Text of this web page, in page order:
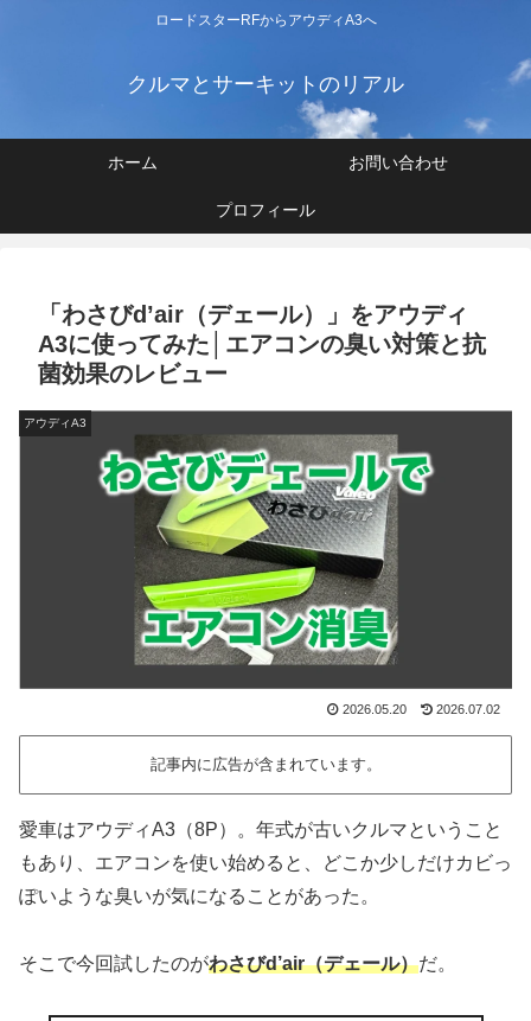
ロードスターRFからアウディA3へ
クルマとサーキットのリアル
ホーム お問い合わせ
プロフィール
「わさびd’air（デェール）」をアウディ
A3に使ってみた│エアコンの臭い対策と抗
菌効果のレビュー
アウディA3
2026.05.20 2026.07.02
記事内に広告が含まれています。
愛車はアウディA3（8P）。年式が古いクルマということ
もあり、エアコンを使い始めると、どこか少しだけカビっ
ぽいような臭いが気になることがあった。
そこで今回試したのがわさびd’air（デェール）だ。